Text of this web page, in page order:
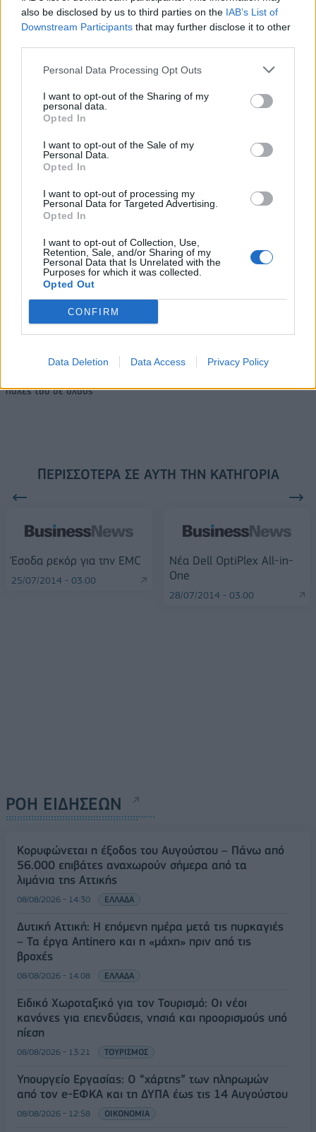
also be disclosed by us to third parties on the IAB’s List of
Downstream Participants that may further disclose it to other
Personal Data Processing Opt Outs
I want to opt-out of the Sharing of my
personal data.
Opted In
I want to opt-out of the Sale of my
Personal Data.
Opted In
I want to opt-out of processing my
Personal Data for Targeted Advertising.
Opted In
I want to opt-out of Collection, Use,
Retention, Sale, and/or Sharing of my
Personal Data that Is Unrelated with the
Purposes for which it was collected.
Opted Out
CONFIRM
Data Deletion Data Access Privacy Policy
εκατ. ευρώ και αύξηση κερδών
low & non alcohol
Χρηματοοικονομικός
είσοδο στην πολωνική αγορά
Η Chery επενδύει 75 εκατ. δολάρια στην KG Mobility
Το FIAT 500 Hybrid τώρα από
συνεργασίας τους μέχρι το
2028
18η συνεχόμενη χρονιά για τον ΟΤΕ στη διεθνή σειρά δεικτών
FTSE4Good
πύλες του σε όλους
ΠΕΡΙΣΣΌΤΕΡΑ ΣΕ ΑΥΤΉ ΤΗΝ ΚΑΤΗΓΟΡΊΑ
Έσοδα ρεκόρ για την EMC
25/07/2014 - 03:00
Νέα Dell OptiPlex All-in-
One
28/07/2014 - 03:00
ΡΟΗ ΕΙΔΗΣΕΩΝ
Κορυφώνεται η έξοδος του Αυγούστου – Πάνω από
56.000 επιβάτες αναχωρούν σήμερα από τα
λιμάνια της Αττικής
08/08/2026 - 14:30 ΕΛΛΑΔΑ
Δυτική Αττική: Η επόμενη ημέρα μετά τις πυρκαγιές
– Τα έργα Antinero και η «μάχη» πριν από τις
βροχές
08/08/2026 - 14:08 ΕΛΛΑΔΑ
Ειδικό Χωροταξικό για τον Τουρισμό: Οι νέοι
κανόνες για επενδύσεις, νησιά και προορισμούς υπό
πίεση
08/08/2026 - 13:21 ΤΟΥΡΙΣΜΟΣ
Υπουργείο Εργασίας: Ο “χάρτης” των πληρωμών
από τον e-ΕΦΚΑ και τη ΔΥΠΑ έως τις 14 Αυγούστου
08/08/2026 - 12:58 ΟΙΚΟΝΟΜΙΑ